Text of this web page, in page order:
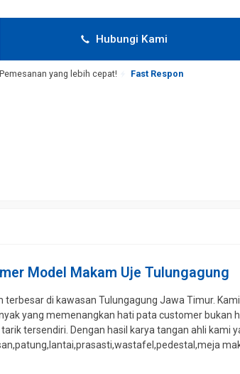
Hubungi Kami
Pemesanan yang lebih cepat! Fast Respon
Model Makam Uje Tulungagung
di kawasan Tulungagung Jawa Timur.
yang memenangkan hati pata customer bukan
tersendiri. Dengan hasil karya tangan ahli kami